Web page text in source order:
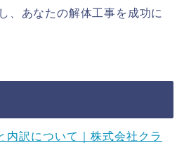
、あなたの解体工事を成功に
内訳について｜株式会社クラ